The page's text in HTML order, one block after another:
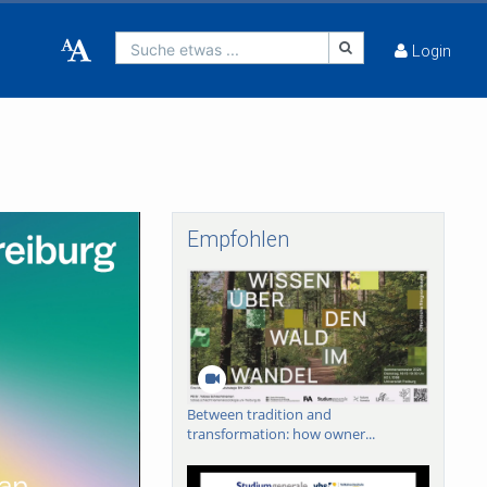
Suche etwas ... Login
Empfohlen
Between tradition and
transformation: how owner...